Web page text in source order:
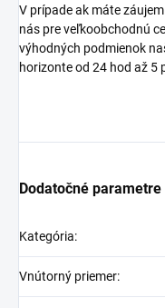
V prípade ak máte
nás pre veľkoobchodnú
výhodných podmienok
horizonte od 24 hod až 5
Dodatočné parametre
Kategória:
Vnútorný priemer: